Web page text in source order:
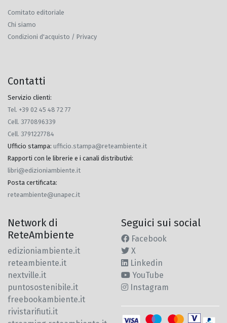
Comitato editoriale
Chi siamo
Condizioni d'acquisto / Privacy
Contatti
Servizio clienti:
Tel. +39 02 45 48 72 77
Cell. 3770896339
Cell. 3791227784
Ufficio stampa: ufficio.stampa@reteambiente.it
Rapporti con le librerie e i canali distributivi:
libri@edizioniambiente.it
Posta certificata:
reteambiente@unapec.it
Network di
ReteAmbiente
edizioniambiente.it
reteambiente.it
nextville.it
puntosostenibile.it
freebookambiente.it
rivistarifiuti.it
Seguici sui social
Facebook
X
Linkedin
YouTube
Instagram